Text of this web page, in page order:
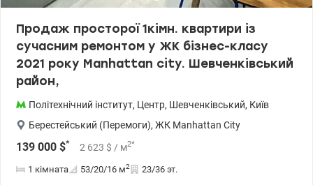
Продаж просторої 1кімн. квартири із
сучасним ремонтом у ЖК бізнес-класу
2021 року Manhattan city. Шевченківський
район,
Політехнічний інститут, Центр, Шевченківський, Київ
Берестейський (Перемоги), ЖК Manhattan City
139 000 $* 2 623 $ / м2*
1 кімната 53/20/16 м2 23/36 эт.